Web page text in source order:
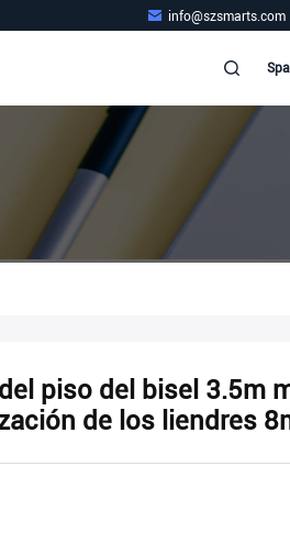
info@szsmarts.com
piso del bisel 3.5m
de los liendres